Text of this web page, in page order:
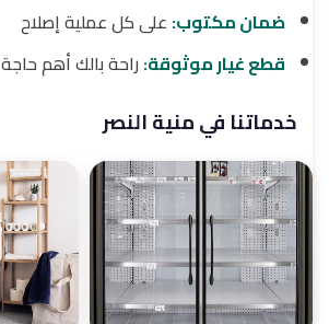
ضمان مكتوب: على كل عملية إصلاح
قطع غيار موثوقة: راحة بالك أهم حاجة
خدماتنا في منية النصر